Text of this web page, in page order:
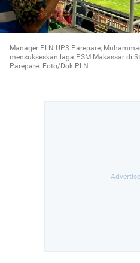
Manager PLN UP3 Parepare,
mensukseskan laga PSM Makassar di
Parepare. Foto/Dok PLN